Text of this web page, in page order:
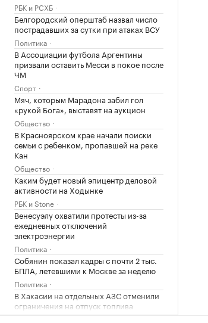
РБК и РСХБ
Белгородский оперштаб назвал число
пострадавших за сутки при атаках ВСУ
Политика
В Ассоциации футбола Аргентины
призвали оставить Месси в покое после
ЧМ
Спорт
Мяч, которым Марадона забил гол
«рукой Бога», выставят на аукцион
Общество
В Красноярском крае начали поиски
семьи с ребенком, пропавшей на реке
Кан
Общество
Каким будет новый эпицентр деловой
активности на Ходынке
РБК и Stone
Венесуэлу охватили протесты из-за
ежедневных отключений
электроэнергии
Политика
Собянин показал кадры с почти 2 тыс.
БПЛА, летевшими к Москве за неделю
Политика
В Хакасии на отдельных АЗС отменили
ограничения на отпуск топлива
Экономика